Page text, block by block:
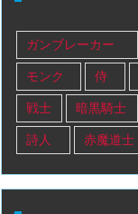
ガンブレーカー
モンク 侍
戦士 暗黒騎士
詩人 赤魔道士